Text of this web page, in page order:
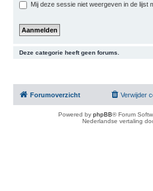
Mij deze sessie niet weergeven in de lijst
Deze categorie heeft geen forums.
Forumoverzicht Verwijder
Powered by phpBB® Forum
Nederlandse vertaling